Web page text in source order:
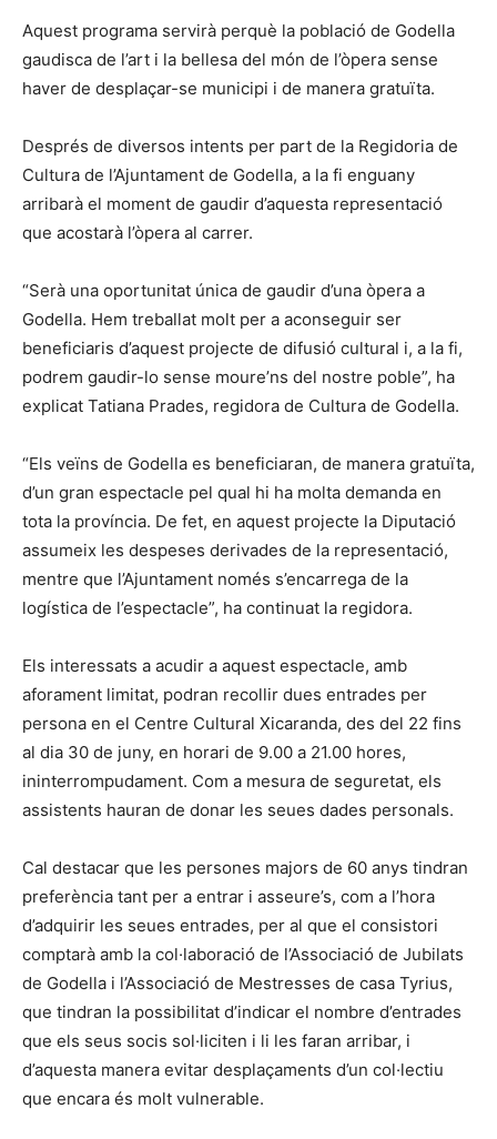
Aquest programa servirà perquè la població de Godella
gaudisca de l’art i la bellesa del món de l’òpera sense
haver de desplaçar-se municipi i de manera gratuïta.
Després de diversos intents per part de la Regidoria de
Cultura de l’Ajuntament de Godella, a la fi enguany
arribarà el moment de gaudir d’aquesta representació
que acostarà l’òpera al carrer.
“Serà una oportunitat única de gaudir d’una òpera a
Godella. Hem treballat molt per a aconseguir ser
beneficiaris d’aquest projecte de difusió cultural i, a la fi,
podrem gaudir-lo sense moure’ns del nostre poble”, ha
explicat Tatiana Prades, regidora de Cultura de Godella.
“Els veïns de Godella es beneficiaran, de manera gratuïta,
d’un gran espectacle pel qual hi ha molta demanda en
tota la província. De fet, en aquest projecte la Diputació
assumeix les despeses derivades de la representació,
mentre que l’Ajuntament només s’encarrega de la
logística de l’espectacle”, ha continuat la regidora.
Els interessats a acudir a aquest espectacle, amb
aforament limitat, podran recollir dues entrades per
persona en el Centre Cultural Xicaranda, des del 22 fins
al dia 30 de juny, en horari de 9.00 a 21.00 hores,
ininterrompudament. Com a mesura de seguretat, els
assistents hauran de donar les seues dades personals.
Cal destacar que les persones majors de 60 anys tindran
preferència tant per a entrar i asseure’s, com a l’hora
d’adquirir les seues entrades, per al que el consistori
comptarà amb la col·laboració de l’Associació de Jubilats
de Godella i l’Associació de Mestresses de casa Tyrius,
que tindran la possibilitat d’indicar el nombre d’entrades
que els seus socis sol·liciten i li les faran arribar, i
d’aquesta manera evitar desplaçaments d’un col·lectiu
que encara és molt vulnerable.